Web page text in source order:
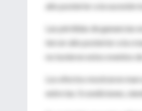
año posterior a la sucesión
Las pérdidas de
tercer año posterior a la
no tuvieron estos eventos
Los efectos mostraron
entre las 3 condiciones,